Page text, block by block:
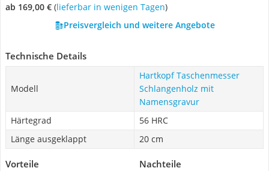
ab 169,00 € ( Lieferbar in wenigen Tagen)
Preisvergleich und weitere Angebote
Technische Details
Modell
Hartkopf Taschenmesser
Schlangenholz mit
Namensgravur
Härtegrad
56 HRC
Länge ausgeklappt
20 cm
Vorteile Nachteile